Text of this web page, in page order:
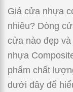
Giá cửa nhựa
nhiêu? Dòng
cửa nào đẹp
nhựa
phẩm chất
dưới đây để